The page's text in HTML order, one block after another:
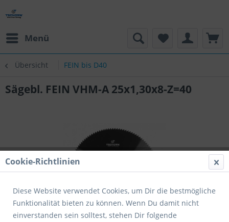
Menü
Übersicht FEIN bis D40
Sägebl. FEIN VHM-A 25x1,30x8-Z=40
Cookie-Richtlinien
Diese Website verwendet Cookies, um Dir die bestmögliche
Funktionalität bieten zu können. Wenn Du damit nicht
einverstanden sein solltest, stehen Dir folgende